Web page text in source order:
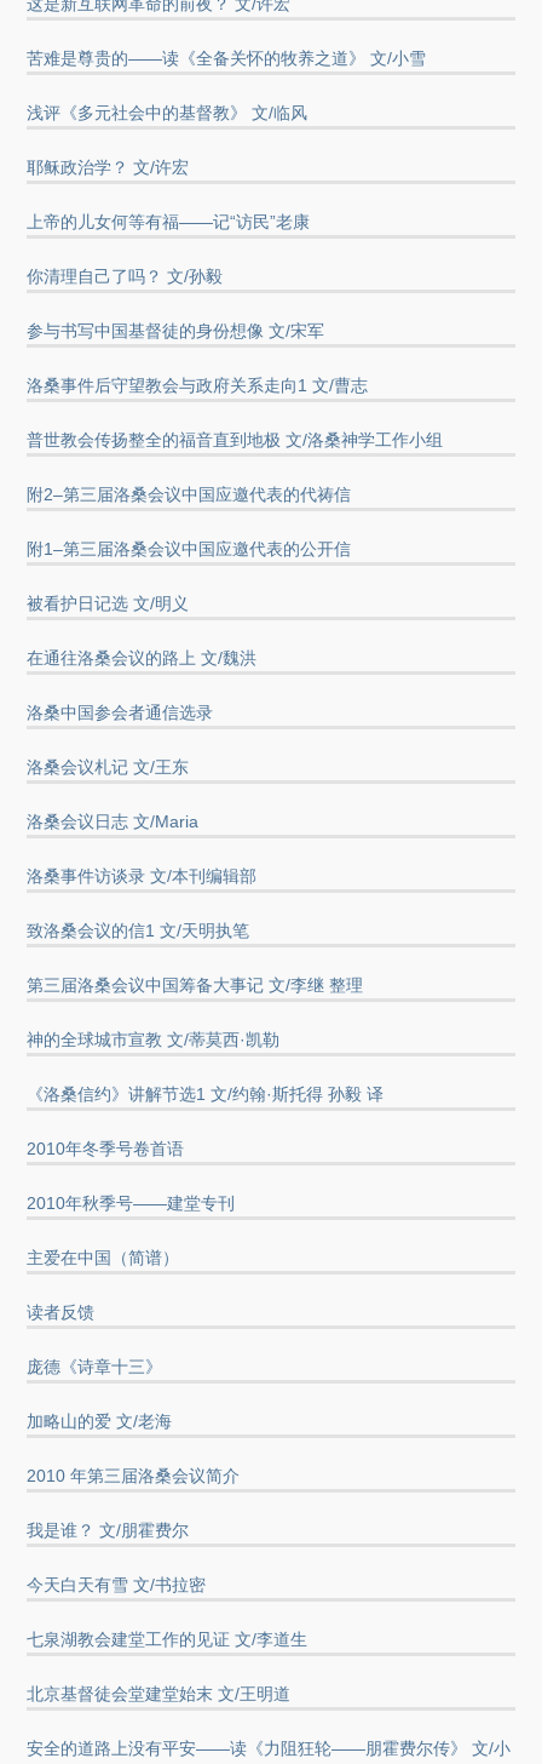
苦难是尊贵的——读《全备关怀的牧养之道》 文/小雪
浅评《多元社会中的基督教》 文/临风
耶稣政治学？ 文/许宏
上帝的儿女何等有福——记“访民”老康
你清理自己了吗？ 文/孙毅
参与书写中国基督徒的身份想像 文/宋军
洛桑事件后守望教会与政府关系走向1 文/曹志
普世教会传扬整全的福音直到地极 文/洛桑神学工作小组
附2–第三届洛桑会议中国应邀代表的代祷信
附1–第三届洛桑会议中国应邀代表的公开信
被看护日记选 文/明义
在通往洛桑会议的路上 文/魏洪
洛桑中国参会者通信选录
洛桑会议札记 文/王东
洛桑会议日志 文/Maria
洛桑事件访谈录 文/本刊编辑部
致洛桑会议的信1 文/天明执笔
第三届洛桑会议中国筹备大事记 文/李继 整理
神的全球城市宣教 文/蒂莫西·凯勒
《洛桑信约》讲解节选1 文/约翰·斯托得 孙毅 译
2010年冬季号卷首语
2010年秋季号——建堂专刊
主爱在中国（简谱）
读者反馈
庞德《诗章十三》
加略山的爱 文/老海
2010 年第三届洛桑会议简介
我是谁？ 文/朋霍费尔
今天白天有雪 文/书拉密
七泉湖教会建堂工作的见证 文/李道生
北京基督徒会堂建堂始末 文/王明道
安全的道路上没有平安——读《力阻狂轮——朋霍费尔传》 文/小